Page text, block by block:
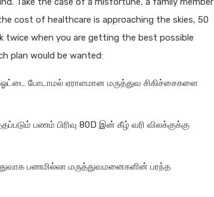
cost of healthcare is approaching the skies, 50
twice when you are getting the best possible
plan would be wanted:
ஓட்டை போடாமல் ஏராளமான மருத்துவ சிகிச்சைகளை
பணம் பிரிவு 80D இன் கீழ் வரி விலக்குக்கு
பணமில்லா மருத்துவமனைகளின் பரந்த